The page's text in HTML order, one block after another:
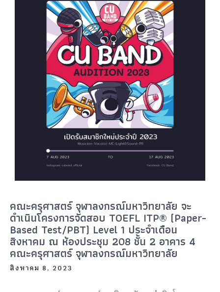
คณะครุศาสตร์ จุฬาลงกรณ์มหาวิทยาลัย จะ
ดำเนินโครงการจัดสอบ TOEFL ITP® (Paper-
Based Test/PBT) Level 1 ประจำเดือน
สิงหาคม ณ ห้องประชุม 208 ชั้น 2 อาคาร 4
คณะครุศาสตร์ จุฬาลงกรณ์มหาวิทยาลัย
สิงหาคม 8, 2023